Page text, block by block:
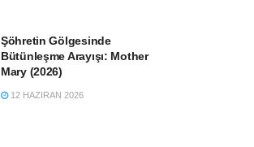
Şöhretin Gölgesinde
Bütünleşme Arayışı: Mother
Mary (2026)
12 HAZIRAN 2026